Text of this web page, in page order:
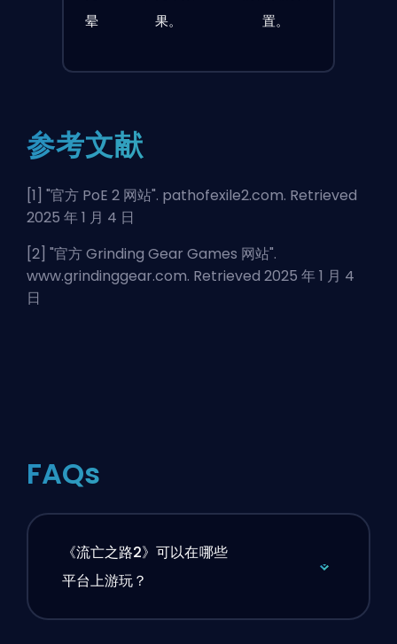
晕
果。
置。
参考文献
[1] "官方 PoE 2 网站". pathofexile2.com. Retrieved
2025 年 1 月 4 日
[2] "官方 Grinding Gear Games 网站".
www.grindinggear.com. Retrieved 2025 年 1 月 4
日
FAQs
《流亡之路2》可以在哪些
平台上游玩？